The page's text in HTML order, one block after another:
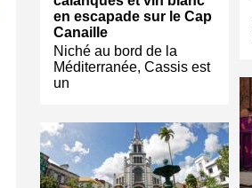
en escapade sur le Cap
Canaille
Niché au bord de la
Méditerranée, Cassis est
un